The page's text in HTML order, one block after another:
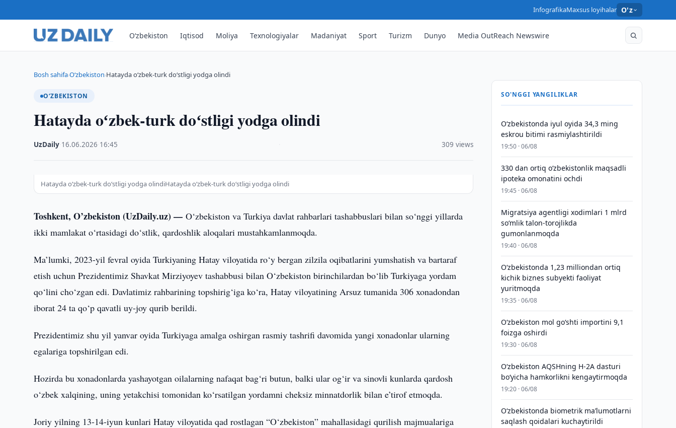
InfografikaMaxsus loyihalar O'z
O‘zbekiston Iqtisod Moliya Texnologiyalar Madaniyat Sport Turizm Dunyo Media OutReach Newswire
Bosh sahifa›O‘zbekiston›Hatayda oʻzbek-turk doʻstligi yodga olindi
O‘ZBEKISTON
Hatayda oʻzbek-turk doʻstligi yodga olindi
UzDaily 16.06.2026 16:45 309 views
Hatayda oʻzbek-turk doʻstligi yodga olindiHatayda oʻzbek-turk doʻstligi yodga olindi
Toshkent, O’zbekiston (UzDaily.uz) —O‘zbekiston va Turkiya davlat rahbarlari tashabbuslari bilan so‘nggi yillarda
ikki mamlakat o‘rtasidagi do‘stlik, qardoshlik aloqalari mustahkamlanmoqda.
Ma’lumki, 2023-yil fevral oyida Turkiyaning Hatay viloyatida ro‘y bergan zilzila oqibatlarini yumshatish va bartaraf
etish uchun Prezidentimiz Shavkat Mirziyoyev tashabbusi bilan O‘zbekiston birinchilardan bo‘lib Turkiyaga yordam
qo‘lini cho‘zgan edi. Davlatimiz rahbarining topshirig‘iga ko‘ra, Hatay viloyatining Arsuz tumanida 306 xonadondan
iborat 24 ta qo‘p qavatli uy-joy qurib berildi.
Prezidentimiz shu yil yanvar oyida Turkiyaga amalga oshirgan rasmiy tashrifi davomida yangi xonadonlar ularning
egalariga topshirilgan edi.
Hozirda bu xonadonlarda yashayotgan oilalarning nafaqat bag‘ri butun, balki ular og‘ir va sinovli kunlarda qardosh
o‘zbek xalqining, uning yetakchisi tomonidan ko‘rsatilgan yordamni cheksiz minnatdorlik bilan e’tirof etmoqda.
Joriy yilning 13-14-iyun kunlari Hatay viloyatida qad rostlagan “O‘zbekiston” mahallasidagi qurilish majmualariga
SO'NGGI YANGILIKLAR
O‘zbekistonda iyul oyida 34,3 ming
eskrou bitimi rasmiylashtirildi
19:50 · 06/08
330 dan ortiq o‘zbekistonlik maqsadli
ipoteka omonatini ochdi
19:45 · 06/08
Migratsiya agentligi xodimlari 1 mlrd
so‘mlik talon-torojlikda
gumonlanmoqda
19:40 · 06/08
O‘zbekistonda 1,23 milliondan ortiq
kichik biznes subyekti faoliyat
yuritmoqda
19:35 · 06/08
O‘zbekiston mol go‘shti importini 9,1
foizga oshirdi
19:30 · 06/08
O‘zbekiston AQSHning H-2A dasturi
bo‘yicha hamkorlikni kengaytirmoqda
19:20 · 06/08
O‘zbekistonda biometrik maʼlumotlarni
saqlash qoidalari kuchaytirildi